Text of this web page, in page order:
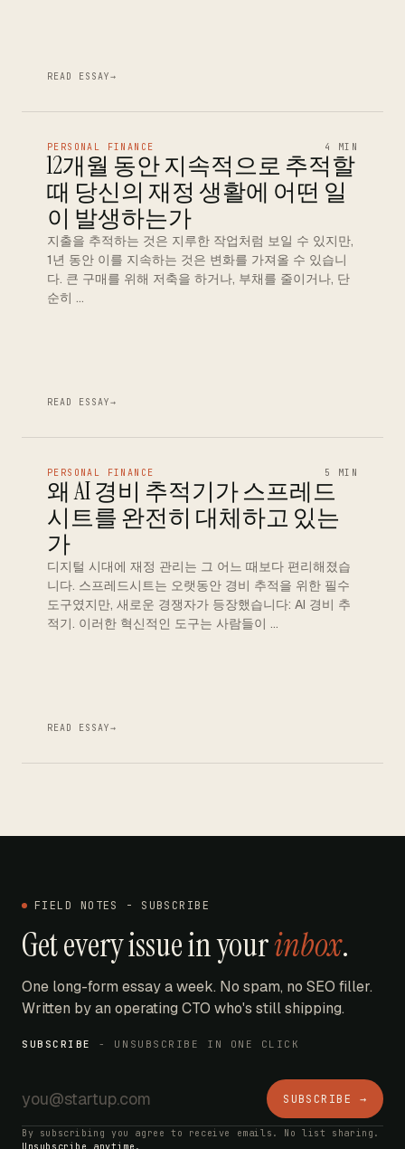
READ ESSAY→
PERSONAL FINANCE 4 MIN
12개월 동안 지속적으로 추적할
때 당신의 재정 생활에 어떤 일
이 발생하는가
지출을 추적하는 것은 지루한 작업처럼 보일 수 있지만,
1년 동안 이를 지속하는 것은 변화를 가져올 수 있습니
다. 큰 구매를 위해 저축을 하거나, 부채를 줄이거나, 단
순히 …
READ ESSAY→
PERSONAL FINANCE 5 MIN
왜 AI 경비 추적기가 스프레드
시트를 완전히 대체하고 있는
가
디지털 시대에 재정 관리는 그 어느 때보다 편리해졌습
니다. 스프레드시트는 오랫동안 경비 추적을 위한 필수
도구였지만, 새로운 경쟁자가 등장했습니다: AI 경비 추
적기. 이러한 혁신적인 도구는 사람들이 …
READ ESSAY→
FIELD NOTES - SUBSCRIBE
Get every issue in yourinbox.
One long-form essay a week. No spam, no SEO filler.
Written by an operating CTO who's still shipping.
SUBSCRIBE - UNSUBSCRIBE IN ONE CLICK
SUBSCRIBE →
By subscribing you agree to receive emails. No list sharing.